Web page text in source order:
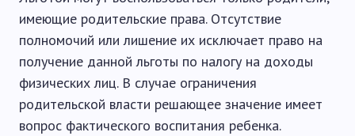
имеющие родительские права. Отсутствие
полномочий или лишение их исключает право на
получение данной льготы по налогу на доходы
физических лиц. В случае ограничения
родительской власти решающее значение имеет
вопрос фактического воспитания ребенка.